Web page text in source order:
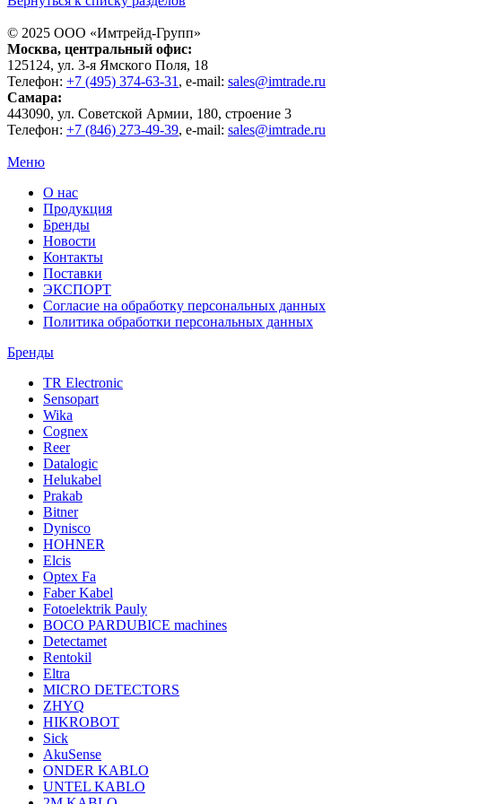
© 2025 ООО «Имтрейд-Групп»
Москва, центральный офис:
125124, ул. 3-я Ямского Поля, 18
Телефон: +7 (495) 374-63-31 , e-mail: sales@imtrade.ru
Самара:
443090, ул. Советской Армии, 180, строение 3
Телефон: +7 (846) 273-49-39, e-mail: sales@imtrade.ru
Меню
О нас
Продукция
Бренды
Новости
Контакты
Поставки
ЭКСПОРТ
Согласие на обработку персональных данных
Политика обработки персональных данных
Бренды
TR Electronic
Sensopart
Wika
Cognex
Reer
Datalogic
Helukabel
Prakab
Bitner
Dynisco
HOHNER
Elcis
Optex Fa
Faber Kabel
Fotoelektrik Pauly
BOCO PARDUBICE machines
Detectamet
Rentokil
Eltra
MICRO DETECTORS
ZHYQ
HIKROBOT
Sick
AkuSense
ONDER KABLO
UNTEL KABLO